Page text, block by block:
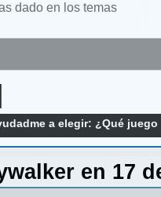
dado en los temas
a elegir: ¿Qué
y puteo me recomendáis?
en 17